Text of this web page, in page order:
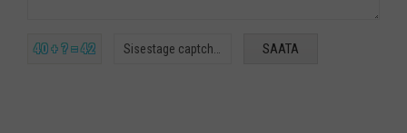
40 + ? = 42